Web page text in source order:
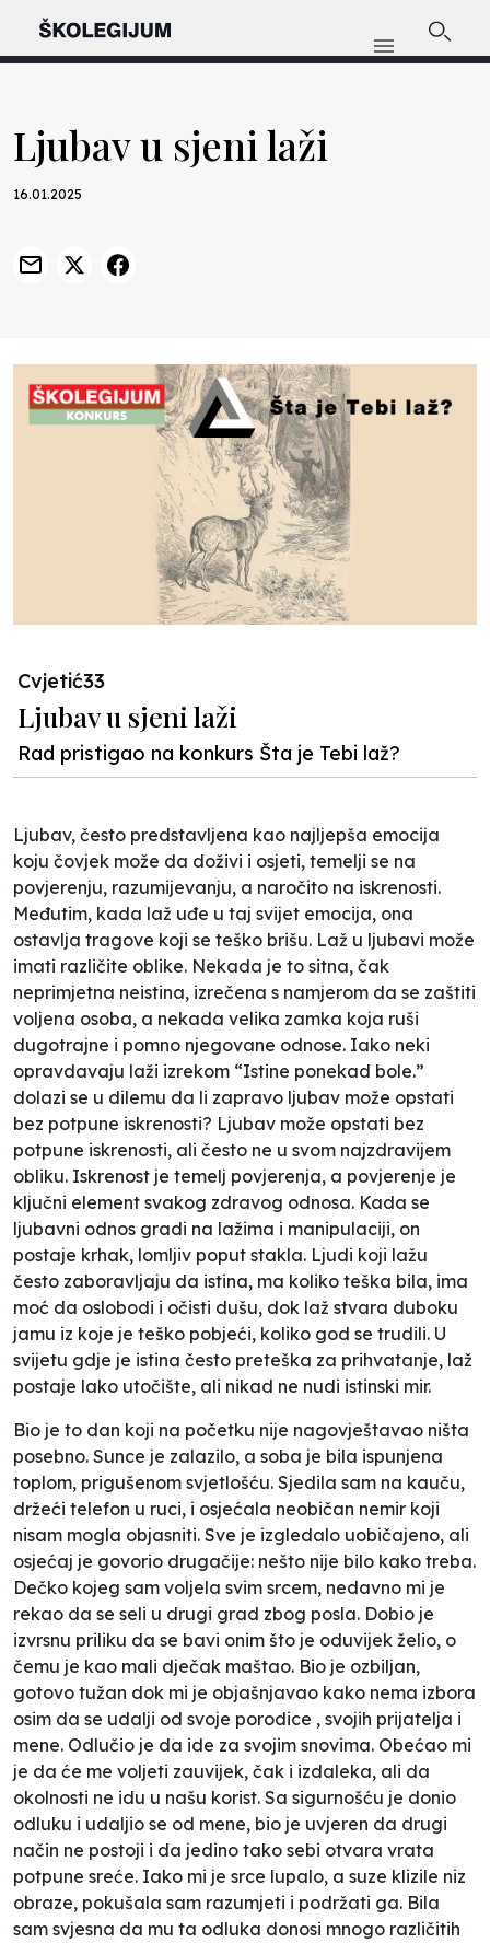
Ljubav u sjeni laži
16.01.2025
Cvjetić33
Ljubav u sjeni laži
Rad pristigao na konkurs Šta je Tebi laž?
Ljubav, često predstavljena kao najljepša emocija
koju čovjek može da doživi i osjeti, temelji se na
povjerenju, razumijevanju, a naročito na iskrenosti.
Međutim, kada laž uđe u taj svijet emocija, ona
ostavlja tragove koji se teško brišu. Laž u ljubavi može
imati različite oblike. Nekada je to sitna, čak
neprimjetna neistina, izrečena s namjerom da se zaštiti
voljena osoba, a nekada velika zamka koja ruši
dugotrajne i pomno njegovane odnose. Iako neki
opravdavaju laži izrekom “Istine ponekad bole.”
dolazi se u dilemu da li zapravo ljubav može opstati
bez potpune iskrenosti? Ljubav može opstati bez
potpune iskrenosti, ali često ne u svom najzdravijem
obliku. Iskrenost je temelj povjerenja, a povjerenje je
ključni element svakog zdravog odnosa. Kada se
ljubavni odnos gradi na lažima i manipulaciji, on
postaje krhak, lomljiv poput stakla. Ljudi koji lažu
često zaboravljaju da istina, ma koliko teška bila, ima
moć da oslobodi i očisti dušu, dok laž stvara duboku
jamu iz koje je teško pobjeći, koliko god se trudili. U
svijetu gdje je istina često preteška za prihvatanje, laž
postaje lako utočište, ali nikad ne nudi istinski mir.
Bio je to dan koji na početku nije nagovještavao ništa
posebno. Sunce je zalazilo, a soba je bila ispunjena
toplom, prigušenom svjetlošću. Sjedila sam na kauču,
držeći telefon u ruci, i osjećala neobičan nemir koji
nisam mogla objasniti. Sve je izgledalo uobičajeno, ali
osjećaj je govorio drugačije: nešto nije bilo kako treba.
Dečko kojeg sam voljela svim srcem, nedavno mi je
rekao da se seli u drugi grad zbog posla. Dobio je
izvrsnu priliku da se bavi onim što je oduvijek želio, o
čemu je kao mali dječak maštao. Bio je ozbiljan,
gotovo tužan dok mi je objašnjavao kako nema izbora
osim da se udalji od svoje porodice , svojih prijatelja i
mene. Odlučio je da ide za svojim snovima. Obećao mi
je da će me voljeti zauvijek, čak i izdaleka, ali da
okolnosti ne idu u našu korist. Sa sigurnošću je donio
odluku i udaljio se od mene, bio je uvjeren da drugi
način ne postoji i da jedino tako sebi otvara vrata
potpune sreće. Iako mi je srce lupalo, a suze klizile niz
obraze, pokušala sam razumjeti i podržati ga. Bila
sam svjesna da mu ta odluka donosi mnogo različitih